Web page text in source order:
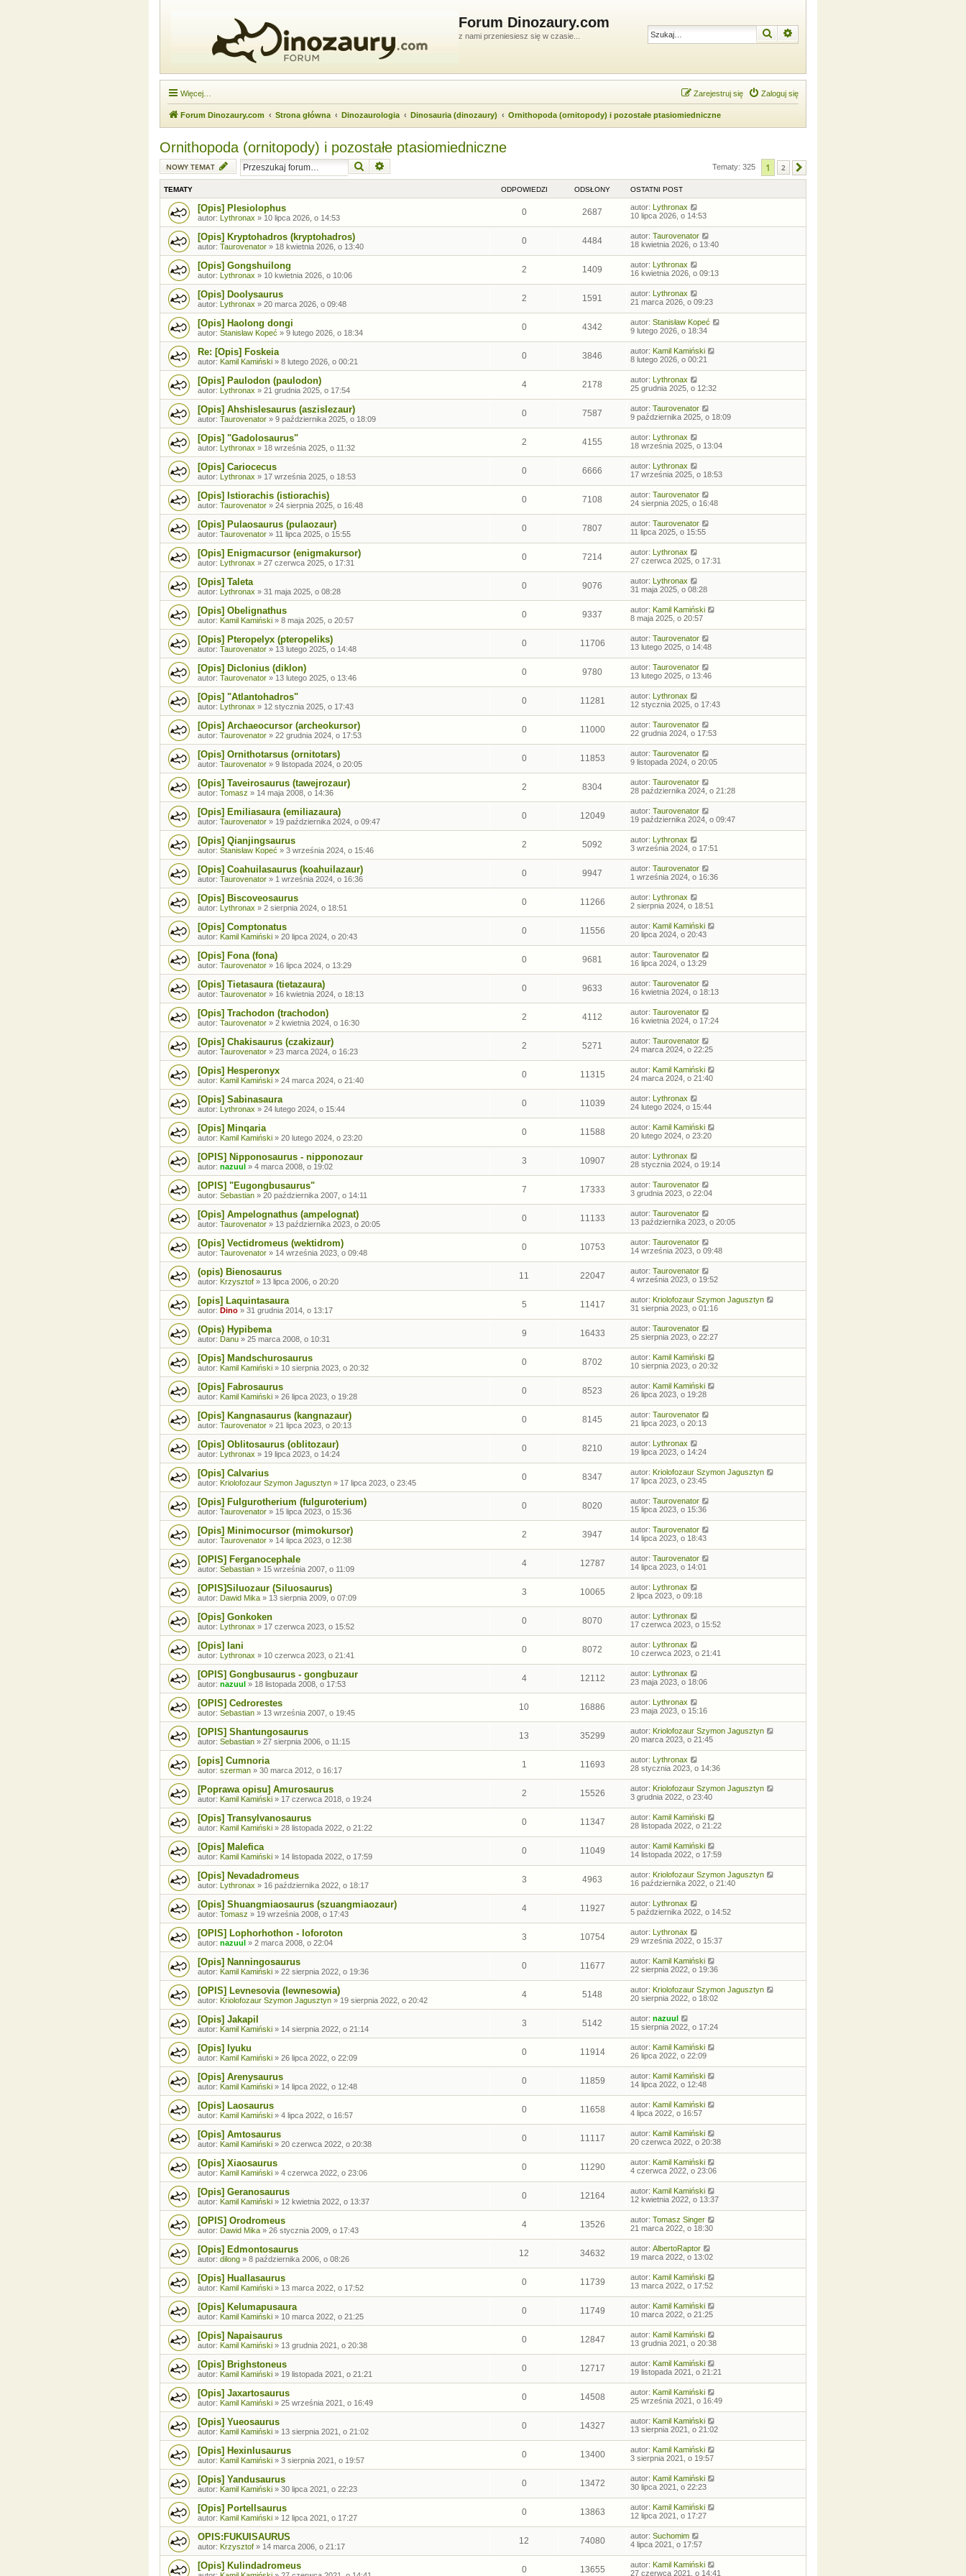
Forum Dinozaury.com
z nami przeniesiesz się w czasie... Szukaj
Więcej… Zaloguj się
Zarejestruj się
Forum Dinozaury.com Strona główna Dinozaurologia Dinosauria (dinozaury) Ornithopoda (ornitopody) i pozostałe ptasiomiedniczne
Ornithopoda (ornitopody) i pozostałe ptasiomiedniczne
NOWY TEMAT Szukaj Tematy: 325 1 2
TEMATY ODPOWIEDZI ODSŁONY OSTATNI POST
[Opis] Plesiolophus
autor: Lythronax » 10 lipca 2026, o 14:53
0 2687 autor: Lythronax
10 lipca 2026, o 14:53
[Opis] Kryptohadros (kryptohadros)
autor: Taurovenator » 18 kwietnia 2026, o 13:40
0 4484 autor: Taurovenator
18 kwietnia 2026, o 13:40
[Opis] Gongshuilong
autor: Lythronax » 10 kwietnia 2026, o 10:06
2 1409 autor: Lythronax
16 kwietnia 2026, o 09:13
[Opis] Doolysaurus
autor: Lythronax » 20 marca 2026, o 09:48
2 1591 autor: Lythronax
21 marca 2026, o 09:23
[Opis] Haolong dongi
autor: Stanisław Kopeć » 9 lutego 2026, o 18:34
0 4342 autor: Stanisław Kopeć
9 lutego 2026, o 18:34
Re: [Opis] Foskeia
autor: Kamil Kamiński » 8 lutego 2026, o 00:21
0 3846 autor: Kamil Kamiński
8 lutego 2026, o 00:21
[Opis] Paulodon (paulodon)
autor: Lythronax » 21 grudnia 2025, o 17:54
4 2178 autor: Lythronax
25 grudnia 2025, o 12:32
[Opis] Ahshislesaurus (aszislezaur)
autor: Taurovenator » 9 października 2025, o 18:09
0 7587 autor: Taurovenator
9 października 2025, o 18:09
[Opis] "Gadolosaurus"
autor: Lythronax » 18 września 2025, o 11:32
2 4155 autor: Lythronax
18 września 2025, o 13:04
[Opis] Cariocecus
autor: Lythronax » 17 września 2025, o 18:53
0 6666 autor: Lythronax
17 września 2025, o 18:53
[Opis] Istiorachis (istiorachis)
autor: Taurovenator » 24 sierpnia 2025, o 16:48
0 7108 autor: Taurovenator
24 sierpnia 2025, o 16:48
[Opis] Pulaosaurus (pulaozaur)
autor: Taurovenator » 11 lipca 2025, o 15:55
0 7807 autor: Taurovenator
11 lipca 2025, o 15:55
[Opis] Enigmacursor (enigmakursor)
autor: Lythronax » 27 czerwca 2025, o 17:31
0 7214 autor: Lythronax
27 czerwca 2025, o 17:31
[Opis] Taleta
autor: Lythronax » 31 maja 2025, o 08:28
0 9076 autor: Lythronax
31 maja 2025, o 08:28
[Opis] Obelignathus
autor: Kamil Kamiński » 8 maja 2025, o 20:57
0 9337 autor: Kamil Kamiński
8 maja 2025, o 20:57
[Opis] Pteropelyx (pteropeliks)
autor: Taurovenator » 13 lutego 2025, o 14:48
0 11706 autor: Taurovenator
13 lutego 2025, o 14:48
[Opis] Diclonius (diklon)
autor: Taurovenator » 13 lutego 2025, o 13:46
0 9780 autor: Taurovenator
13 lutego 2025, o 13:46
[Opis] "Atlantohadros"
autor: Lythronax » 12 stycznia 2025, o 17:43
0 11281 autor: Lythronax
12 stycznia 2025, o 17:43
[Opis] Archaeocursor (archeokursor)
autor: Taurovenator » 22 grudnia 2024, o 17:53
0 11000 autor: Taurovenator
22 grudnia 2024, o 17:53
[Opis] Ornithotarsus (ornitotars)
autor: Taurovenator » 9 listopada 2024, o 20:05
0 11853 autor: Taurovenator
9 listopada 2024, o 20:05
[Opis] Taveirosaurus (tawejrozaur)
autor: Tomasz » 14 maja 2008, o 14:36
2 8304 autor: Taurovenator
28 października 2024, o 21:28
[Opis] Emiliasaura (emiliazaura)
autor: Taurovenator » 19 października 2024, o 09:47
0 12049 autor: Taurovenator
19 października 2024, o 09:47
[Opis] Qianjingsaurus
autor: Stanisław Kopeć » 3 września 2024, o 15:46
2 5092 autor: Lythronax
3 września 2024, o 17:51
[Opis] Coahuilasaurus (koahuilazaur)
autor: Taurovenator » 1 września 2024, o 16:36
0 9947 autor: Taurovenator
1 września 2024, o 16:36
[Opis] Biscoveosaurus
autor: Lythronax » 2 sierpnia 2024, o 18:51
0 11266 autor: Lythronax
2 sierpnia 2024, o 18:51
[Opis] Comptonatus
autor: Kamil Kamiński » 20 lipca 2024, o 20:43
0 11556 autor: Kamil Kamiński
20 lipca 2024, o 20:43
[Opis] Fona (fona)
autor: Taurovenator » 16 lipca 2024, o 13:29
0 9681 autor: Taurovenator
16 lipca 2024, o 13:29
[Opis] Tietasaura (tietazaura)
autor: Taurovenator » 16 kwietnia 2024, o 18:13
0 9633 autor: Taurovenator
16 kwietnia 2024, o 18:13
[Opis] Trachodon (trachodon)
autor: Taurovenator » 2 kwietnia 2024, o 16:30
2 4112 autor: Taurovenator
16 kwietnia 2024, o 17:24
[Opis] Chakisaurus (czakizaur)
autor: Taurovenator » 23 marca 2024, o 16:23
2 5271 autor: Taurovenator
24 marca 2024, o 22:25
[Opis] Hesperonyx
autor: Kamil Kamiński » 24 marca 2024, o 21:40
0 11315 autor: Kamil Kamiński
24 marca 2024, o 21:40
[Opis] Sabinasaura
autor: Lythronax » 24 lutego 2024, o 15:44
0 11039 autor: Lythronax
24 lutego 2024, o 15:44
[Opis] Minqaria
autor: Kamil Kamiński » 20 lutego 2024, o 23:20
0 11588 autor: Kamil Kamiński
20 lutego 2024, o 23:20
[OPIS] Nipponosaurus - nipponozaur
autor: nazuul » 4 marca 2008, o 19:02
3 10907 autor: Lythronax
28 stycznia 2024, o 19:14
[OPIS] "Eugongbusaurus"
autor: Sebastian » 20 października 2007, o 14:11
7 17333 autor: Taurovenator
3 grudnia 2023, o 22:04
[Opis] Ampelognathus (ampelognat)
autor: Taurovenator » 13 października 2023, o 20:05
0 11133 autor: Taurovenator
13 października 2023, o 20:05
[Opis] Vectidromeus (wektidrom)
autor: Taurovenator » 14 września 2023, o 09:48
0 10753 autor: Taurovenator
14 września 2023, o 09:48
(opis) Bienosaurus
autor: Krzysztof » 13 lipca 2006, o 20:20
11 22047 autor: Taurovenator
4 września 2023, o 19:52
[opis] Laquintasaura
autor: Dino » 31 grudnia 2014, o 13:17
5 11417 autor: Kriolofozaur Szymon Jagusztyn
31 sierpnia 2023, o 01:16
(Opis) Hypibema
autor: Danu » 25 marca 2008, o 10:31
9 16433 autor: Taurovenator
25 sierpnia 2023, o 22:27
[Opis] Mandschurosaurus
autor: Kamil Kamiński » 10 sierpnia 2023, o 20:32
0 8702 autor: Kamil Kamiński
10 sierpnia 2023, o 20:32
[Opis] Fabrosaurus
autor: Kamil Kamiński » 26 lipca 2023, o 19:28
0 8523 autor: Kamil Kamiński
26 lipca 2023, o 19:28
[Opis] Kangnasaurus (kangnazaur)
autor: Taurovenator » 21 lipca 2023, o 20:13
0 8145 autor: Taurovenator
21 lipca 2023, o 20:13
[Opis] Oblitosaurus (oblitozaur)
autor: Lythronax » 19 lipca 2023, o 14:24
0 8210 autor: Lythronax
19 lipca 2023, o 14:24
[Opis] Calvarius
autor: Kriolofozaur Szymon Jagusztyn » 17 lipca 2023, o 23:45
0 8347 autor: Kriolofozaur Szymon Jagusztyn
17 lipca 2023, o 23:45
[Opis] Fulgurotherium (fulguroterium)
autor: Taurovenator » 15 lipca 2023, o 15:36
0 8020 autor: Taurovenator
15 lipca 2023, o 15:36
[Opis] Minimocursor (mimokursor)
autor: Taurovenator » 14 lipca 2023, o 12:38
2 3947 autor: Taurovenator
14 lipca 2023, o 18:43
[OPIS] Ferganocephale
autor: Sebastian » 15 września 2007, o 11:09
4 12787 autor: Taurovenator
14 lipca 2023, o 14:01
[OPIS]Siluozaur (Siluosaurus)
autor: Dawid Mika » 13 sierpnia 2009, o 07:09
3 10065 autor: Lythronax
2 lipca 2023, o 09:18
[Opis] Gonkoken
autor: Lythronax » 17 czerwca 2023, o 15:52
0 8070 autor: Lythronax
17 czerwca 2023, o 15:52
[Opis] Iani
autor: Lythronax » 10 czerwca 2023, o 21:41
0 8072 autor: Lythronax
10 czerwca 2023, o 21:41
[OPIS] Gongbusaurus - gongbuzaur
autor: nazuul » 18 listopada 2008, o 17:53
4 12112 autor: Lythronax
23 maja 2023, o 18:06
[OPIS] Cedrorestes
autor: Sebastian » 13 września 2007, o 19:45
10 16886 autor: Lythronax
23 maja 2023, o 15:16
[OPIS] Shantungosaurus
autor: Sebastian » 27 sierpnia 2006, o 11:15
13 35299 autor: Kriolofozaur Szymon Jagusztyn
20 marca 2023, o 21:45
[opis] Cumnoria
autor: szerman » 30 marca 2012, o 16:17
1 11693 autor: Lythronax
28 stycznia 2023, o 14:36
[Poprawa opisu] Amurosaurus
autor: Kamil Kamiński » 17 czerwca 2018, o 19:24
2 15526 autor: Kriolofozaur Szymon Jagusztyn
3 grudnia 2022, o 23:40
[Opis] Transylvanosaurus
autor: Kamil Kamiński » 28 listopada 2022, o 21:22
0 11347 autor: Kamil Kamiński
28 listopada 2022, o 21:22
[Opis] Malefica
autor: Kamil Kamiński » 14 listopada 2022, o 17:59
0 11049 autor: Kamil Kamiński
14 listopada 2022, o 17:59
[Opis] Nevadadromeus
autor: Lythronax » 16 października 2022, o 18:17
3 4963 autor: Kriolofozaur Szymon Jagusztyn
16 października 2022, o 21:40
[Opis] Shuangmiaosaurus (szuangmiaozaur)
autor: Tomasz » 19 września 2008, o 17:43
4 11927 autor: Lythronax
5 października 2022, o 14:52
[OPIS] Lophorhothon - loforoton
autor: nazuul » 2 marca 2008, o 22:04
3 10754 autor: Lythronax
29 września 2022, o 15:37
[Opis] Nanningosaurus
autor: Kamil Kamiński » 22 sierpnia 2022, o 19:36
0 11677 autor: Kamil Kamiński
22 sierpnia 2022, o 19:36
[OPIS] Levnesovia (lewnesowia)
autor: Kriolofozaur Szymon Jagusztyn » 19 sierpnia 2022, o 20:42
4 5148 autor: Kriolofozaur Szymon Jagusztyn
20 sierpnia 2022, o 18:02
[Opis] Jakapil
autor: Kamil Kamiński » 14 sierpnia 2022, o 21:14
3 5142 autor: nazuul
15 sierpnia 2022, o 17:24
[Opis] Iyuku
autor: Kamil Kamiński » 26 lipca 2022, o 22:09
0 11914 autor: Kamil Kamiński
26 lipca 2022, o 22:09
[Opis] Arenysaurus
autor: Kamil Kamiński » 14 lipca 2022, o 12:48
0 11859 autor: Kamil Kamiński
14 lipca 2022, o 12:48
[Opis] Laosaurus
autor: Kamil Kamiński » 4 lipca 2022, o 16:57
0 11658 autor: Kamil Kamiński
4 lipca 2022, o 16:57
[Opis] Amtosaurus
autor: Kamil Kamiński » 20 czerwca 2022, o 20:38
0 11117 autor: Kamil Kamiński
20 czerwca 2022, o 20:38
[Opis] Xiaosaurus
autor: Kamil Kamiński » 4 czerwca 2022, o 23:06
0 11290 autor: Kamil Kamiński
4 czerwca 2022, o 23:06
[Opis] Geranosaurus
autor: Kamil Kamiński » 12 kwietnia 2022, o 13:37
0 12164 autor: Kamil Kamiński
12 kwietnia 2022, o 13:37
[OPIS] Orodromeus
autor: Dawid Mika » 26 stycznia 2009, o 17:43
4 13526 autor: Tomasz Singer
21 marca 2022, o 18:30
[Opis] Edmontosaurus
autor: dilong » 8 października 2006, o 08:26
12 34632 autor: AlbertoRaptor
19 marca 2022, o 13:02
[Opis] Huallasaurus
autor: Kamil Kamiński » 13 marca 2022, o 17:52
0 11739 autor: Kamil Kamiński
13 marca 2022, o 17:52
[Opis] Kelumapusaura
autor: Kamil Kamiński » 10 marca 2022, o 21:25
0 11749 autor: Kamil Kamiński
10 marca 2022, o 21:25
[Opis] Napaisaurus
autor: Kamil Kamiński » 13 grudnia 2021, o 20:38
0 12847 autor: Kamil Kamiński
13 grudnia 2021, o 20:38
[Opis] Brighstoneus
autor: Kamil Kamiński » 19 listopada 2021, o 21:21
0 12717 autor: Kamil Kamiński
19 listopada 2021, o 21:21
[Opis] Jaxartosaurus
autor: Kamil Kamiński » 25 września 2021, o 16:49
0 14508 autor: Kamil Kamiński
25 września 2021, o 16:49
[Opis] Yueosaurus
autor: Kamil Kamiński » 13 sierpnia 2021, o 21:02
0 14327 autor: Kamil Kamiński
13 sierpnia 2021, o 21:02
[Opis] Hexinlusaurus
autor: Kamil Kamiński » 3 sierpnia 2021, o 19:57
0 13400 autor: Kamil Kamiński
3 sierpnia 2021, o 19:57
[Opis] Yandusaurus
autor: Kamil Kamiński » 30 lipca 2021, o 22:23
0 13472 autor: Kamil Kamiński
30 lipca 2021, o 22:23
[Opis] Portellsaurus
autor: Kamil Kamiński » 12 lipca 2021, o 17:27
0 13863 autor: Kamil Kamiński
12 lipca 2021, o 17:27
OPIS:FUKUISAURUS
autor: Krzysztof » 14 marca 2006, o 21:17
12 74080 autor: Suchomim
4 lipca 2021, o 17:57
[Opis] Kulindadromeus 0 13655 autor: Kamil Kamiński
27 czerwca 2021, o 14:41